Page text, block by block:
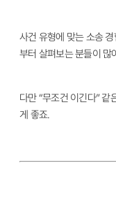
사건 유형에 맞는 소송 경
부터 살펴보는 분들이 많
다만 “무조건 이긴다” 같
게 좋죠.